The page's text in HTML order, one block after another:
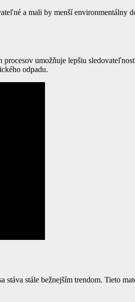
a mali by menší environmentálny
umožňuje lepšiu
odpadu.
stále bežnejším trendom. Tieto